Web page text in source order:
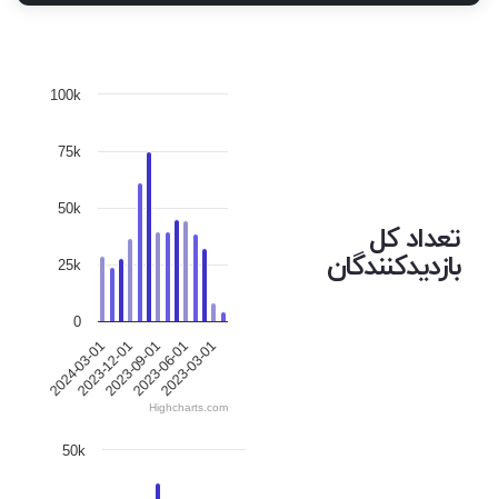
تعداد کل
بازدیدکنندگان
2024-03-01
2023-12-01
2023-09-01
2023-06-01
2023-03-01
0
25k
50k
75k
100k
Highcharts.com
50k